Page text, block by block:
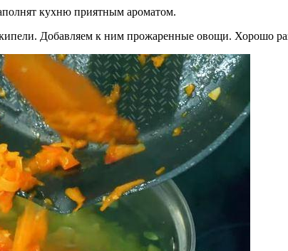
кухню приятным ароматом.
Добавляем к ним прожаренные овощи. Хорошо